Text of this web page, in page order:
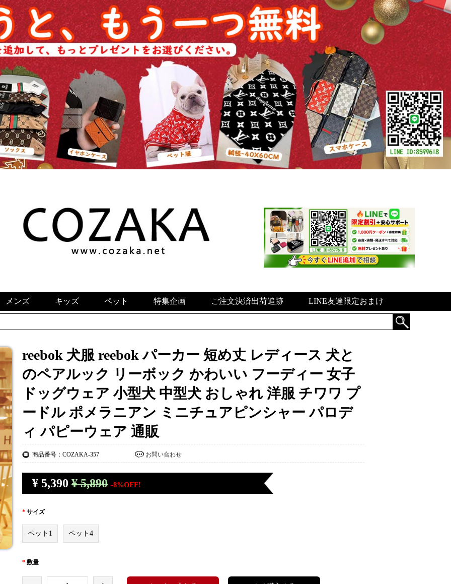
メンズ キッズ ペット 特集企画 ご注文決済出荷追跡 LINE友達限定おまけ
reebok 犬服 reebok パーカー 短め丈 レディース 犬と
のペアルック リーボック かわいい フーディー 女子
ドッグウェア 小型犬 中型犬 おしゃれ 洋服 チワワ プ
ードル ポメラニアン ミニチュアピンシャー パロデ
ィ パピーウェア 通販
商品番号：COZAKA-357 お問い合わせ
¥ 5,390 ¥ 5,890 -8%OFF!
* サイズ
ペット1 ペット4
* 数量